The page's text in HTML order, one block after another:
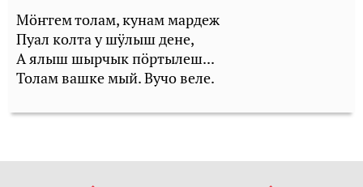
Мӧҥгем толам, кунам мардеж
Пуал колта у шӱлыш дене,
А ялыш шырчык пӧртылеш...
Толам вашке мый. Вучо веле.